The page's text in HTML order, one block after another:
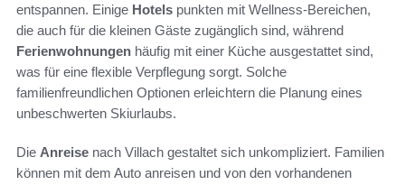
entspannen. Einige Hotels punkten mit Wellness-Bereichen,
die auch für die kleinen Gäste zugänglich sind, während
Ferienwohnungen häufig mit einer Küche ausgestattet sind,
was für eine flexible Verpflegung sorgt. Solche
familienfreundlichen Optionen erleichtern die Planung eines
unbeschwerten Skiurlaubs.
Die Anreise nach Villach gestaltet sich unkompliziert. Familien
können mit dem Auto anreisen und von den vorhandenen